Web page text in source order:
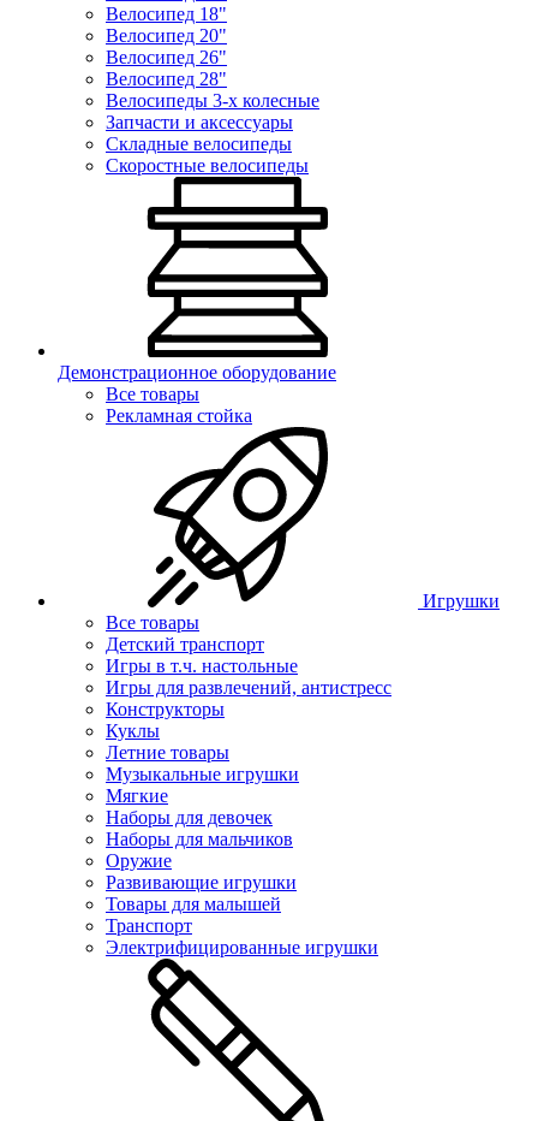
Велосипед 18"
Велосипед 20"
Велосипед 26"
Велосипед 28"
Велосипеды 3-х колесные
Запчасти и аксессуары
Складные велосипеды
Скоростные велосипеды
Демонстрационное оборудование
Все товары
Рекламная стойка
Игрушки
Все товары
Детский транспорт
Игры в т.ч. настольные
Игры для развлечений, антистресс
Конструкторы
Куклы
Летние товары
Музыкальные игрушки
Мягкие
Наборы для девочек
Наборы для мальчиков
Оружие
Развивающие игрушки
Товары для малышей
Транспорт
Электрифицированные игрушки